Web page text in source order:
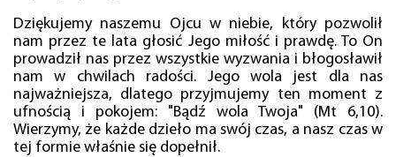
Dziękujemy naszemu Ojcu w niebie, który pozwolił
nam przez te lata głosić Jego miłość i prawdę. To On
prowadził nas przez wszystkie wyzwania i błogosławił
nam w chwilach radości. Jego wola jest dla nas
najważniejsza, dlatego przyjmujemy ten moment z
ufnością i pokojem: "Bądź wola Twoja" (Mt 6,10).
Wierzymy, że każde dzieło ma swój czas, a nasz czas w
tej formie właśnie się dopełnił.